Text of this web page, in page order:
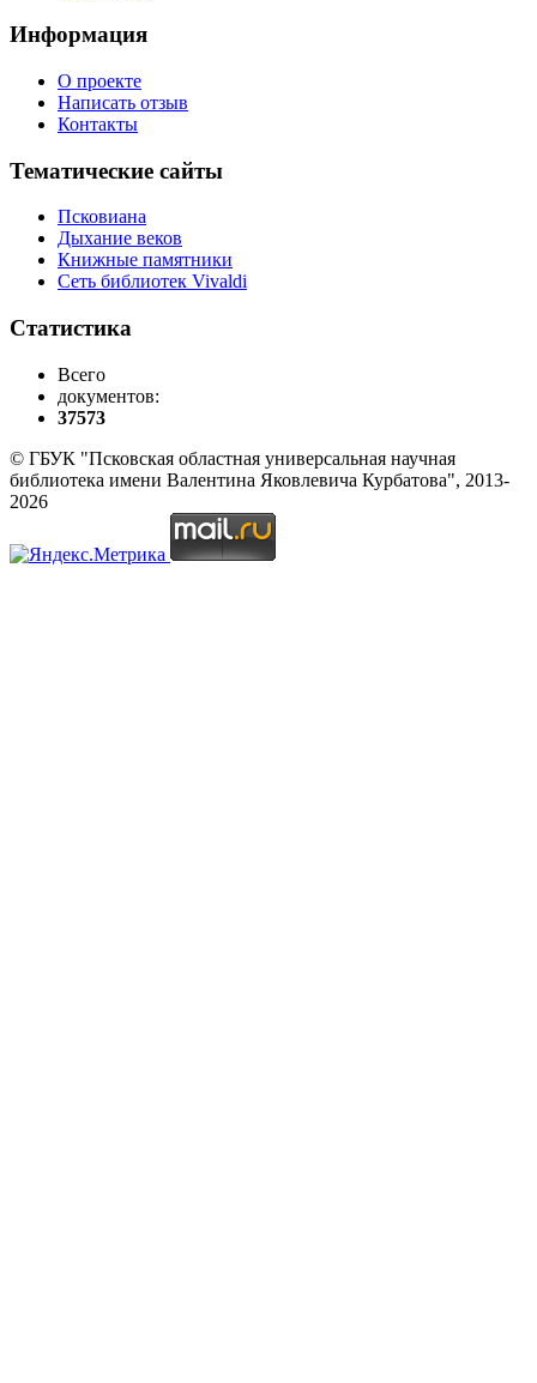
Информация
О проекте
Написать отзыв
Контакты
Тематические сайты
Псковиана
Дыхание веков
Книжные памятники
Сеть библиотек Vivaldi
Статистика
Всего
документов:
37573
© ГБУК "Псковская областная универсальная научная
библиотека имени Валентина Яковлевича Курбатова", 2013-
2026